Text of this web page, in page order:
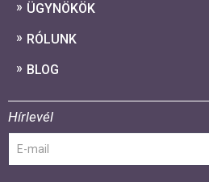
ÜGYNÖKÖK
RÓLUNK
BLOG
Hírlevél